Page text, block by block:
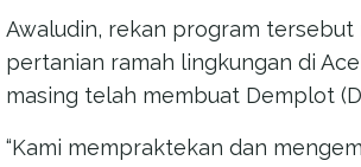
Awaludin, rekan program
pertanian ramah lingkungan di
masing telah membuat Demplot
“Kami mempraktekan dan